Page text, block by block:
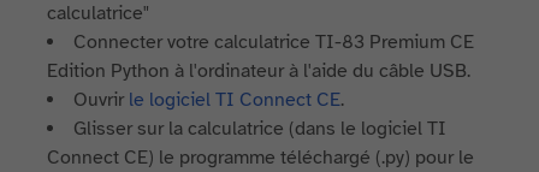
calculatrice"
Connecter votre calculatrice TI-83 Premium CE
Edition Python à l'ordinateur à l'aide du câble USB.
Ouvrir le logiciel TI Connect CE.
Glisser sur la calculatrice (dans le logiciel TI
Connect CE) le programme téléchargé (.py) pour le